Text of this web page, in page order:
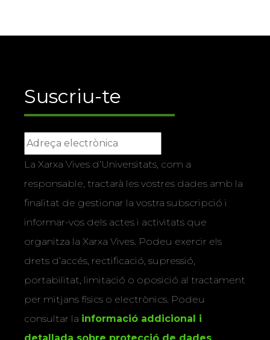
Suscriu-te
La Xarxa Vives d’Universitats, com a
responsable, tractarà les vostres dades amb la
finalitat de gestionar la vostra subscripció i
informar-vos dels actes i activitats que
organitza la Xarxa Vives. Podeu exercir els
drets d’accés, rectificació, supressió,
portabilitat, limitació o oposició al tractament
per mitjans físics o electrònics. Podeu
consultar la informació addicional i
detallada sobre protecció de dades